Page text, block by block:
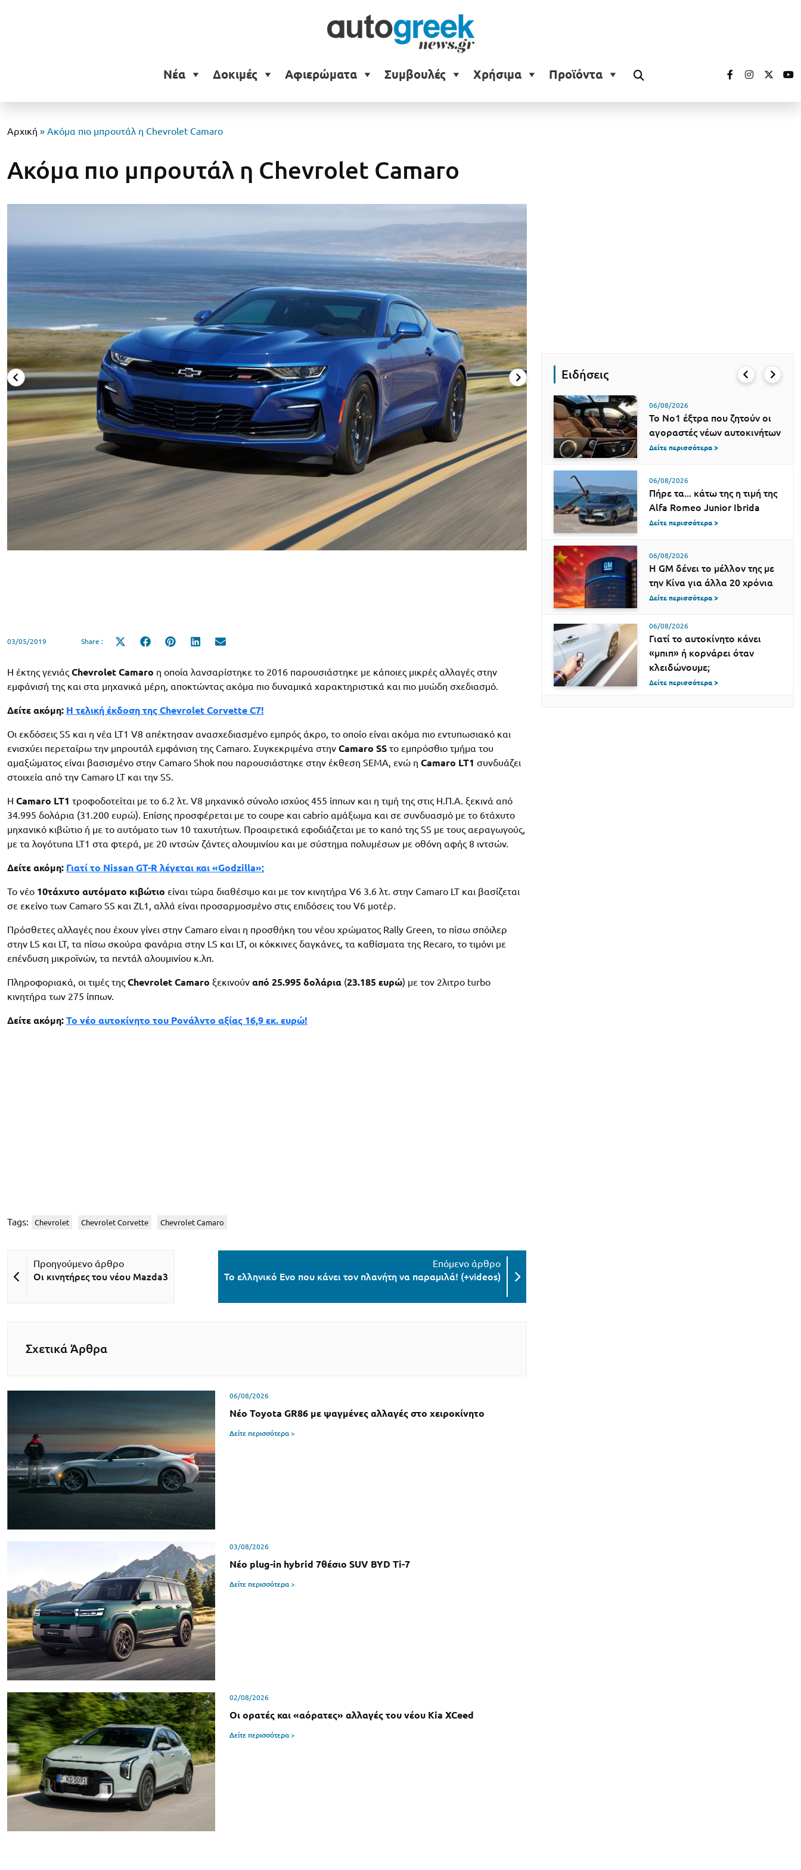
Νέα Δοκιμές Αφιερώματα Συμβουλές Χρήσιμα Προϊόντα
Αρχική » Ακόμα πιο μπρουτάλ η Chevrolet Camaro
Ακόμα πιο μπρουτάλ η Chevrolet Camaro
03/05/2019 Share :
Share
Share
Share
Share
Η έκτης γενιάς Chevrolet Camaro η οποία λανσαρίστηκε το 2016 παρουσιάστηκε με κάποιες μικρές αλλαγές στην
εμφάνισή της και στα μηχανικά μέρη, αποκτώντας ακόμα πιο δυναμικά χαρακτηριστικά και πιο μυώδη σχεδιασμό.
Δείτε ακόμη: Η τελική έκδοση της Chevrolet Corvette C7!
Οι εκδόσεις SS και η νέα LT1 V8 απέκτησαν ανασχεδιασμένο εμπρός άκρο, το οποίο είναι ακόμα πιο εντυπωσιακό και
ενισχύει περεταίρω την μπρουτάλ εμφάνιση της Camaro. Συγκεκριμένα στην Camaro SS το εμπρόσθιο τμήμα του
αμαξώματος είναι βασισμένο στην Camaro Shok που παρουσιάστηκε στην έκθεση SEMA, ενώ η Camaro LT1 συνδυάζει
στοιχεία από την Camaro LT και την SS.
H Camaro LT1 τροφοδοτείται με το 6.2 λτ. V8 μηχανικό σύνολο ισχύος 455 ίππων και η τιμή της στις Η.Π.Α. ξεκινά από
34.995 δολάρια (31.200 ευρώ). Επίσης προσφέρεται με το coupe και cabrio αμάξωμα και σε συνδυασμό με το 6τάχυτο
μηχανικό κιβώτιο ή με το αυτόματο των 10 ταχυτήτων. Προαιρετικά εφοδιάζεται με το καπό της SS με τους αεραγωγούς,
με τα λογότυπα LT1 στα φτερά, με 20 ιντσών ζάντες αλουμινίου και με σύστημα πολυμέσων με οθόνη αφής 8 ιντσών.
Δείτε ακόμη: Γιατί το Nissan GT-R λέγεται και «Godzilla»;
Το νέο 10τάχυτο αυτόματο κιβώτιο είναι τώρα διαθέσιμο και με τον κινητήρα V6 3.6 λτ. στην Camaro LT και βασίζεται
σε εκείνο των Camaro SS και ZL1, αλλά είναι προσαρμοσμένο στις επιδόσεις του V6 μοτέρ.
Πρόσθετες αλλαγές που έχουν γίνει στην Camaro είναι η προσθήκη του νέου χρώματος Rally Green, το πίσω σπόιλερ
στην LS και LT, τα πίσω σκούρα φανάρια στην LS και LT, οι κόκκινες δαγκάνες, τα καθίσματα της Recaro, το τιμόνι με
επένδυση μικροϊνών, τα πεντάλ αλουμινίου κ.λπ.
Πληροφοριακά, οι τιμές της Chevrolet Camaro ξεκινούν από 25.995 δολάρια (23.185 ευρώ) με τον 2λιτρο turbo
κινητήρα των 275 ίππων.
Δείτε ακόμη: Το νέο αυτοκίνητο του Ρονάλντο αξίας 16,9 εκ. ευρώ!
Tags: Chevrolet Chevrolet Corvette Chevrolet Camaro
Οι κινητήρες του νέου Mazda3 Το ελληνικό Evo που κάνει τον πλανήτη να παραμιλά! (+videos)
Σχετικά Άρθρα
06/08/2026
Νέο Toyota GR86 με ψαγμένες αλλαγές στο χειροκίνητο
Δείτε περισσότερα >
03/08/2026
Νέο plug-in hybrid 7θέσιο SUV BYD Ti-7
Δείτε περισσότερα >
02/08/2026
Οι ορατές και «αόρατες» αλλαγές του νέου Kia XCeed
Δείτε περισσότερα >
Ειδήσεις
06/08/2026
Το Νο1 έξτρα που ζητούν οι
αγοραστές νέων αυτοκινήτων
Δείτε περισσότερα >
06/08/2026
Πήρε τα... κάτω της η τιμή της
Alfa Romeo Junior Ibrida
Δείτε περισσότερα >
06/08/2026
Η GM δένει το μέλλον της με
την Κίνα για άλλα 20 χρόνια
Δείτε περισσότερα >
06/08/2026
Γιατί το αυτοκίνητο κάνει
«μπιπ» ή κορνάρει όταν
κλειδώνουμε;
Δείτε περισσότερα >